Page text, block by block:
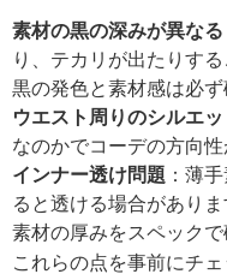
素材の黒の深みが異なる
り、テカリが出たりする
黒の発色と素材感は必
ウエスト周りのシルエ
なのかでコーデの方向
インナー透け問題 ：薄
ると透ける場合がありま
素材の厚みをスペック
これらの点を事前にチ